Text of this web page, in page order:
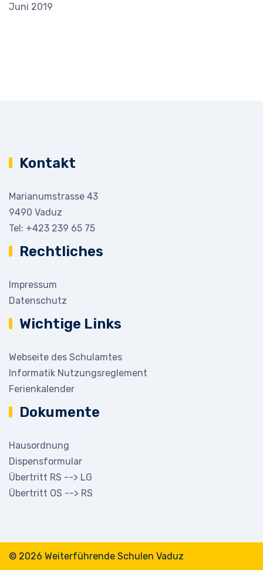
Juni 2019
Kontakt
Marianumstrasse 43
9490 Vaduz
Tel: +423 239 65 75
Rechtliches
Impressum
Datenschutz
Wichtige Links
Webseite des Schulamtes
Informatik Nutzungsreglement
Ferienkalender
Dokumente
Hausordnung
Dispensformular
Übertritt RS --> LG
Übertritt OS --> RS
© 2026 Weiterführende Schulen Vaduz